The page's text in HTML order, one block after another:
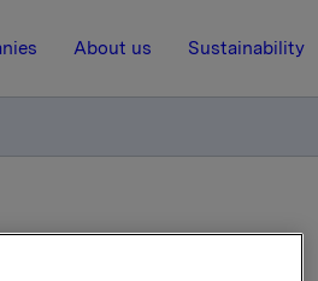
About us Sustainability